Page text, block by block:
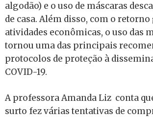
algodão) e o uso de máscaras
de casa. Além disso, com o retorno
atividades econômicas, o uso das
tornou uma das principais
protocolos de proteção à
COVID-19.
A professora Amanda Liz conta
surto fez várias tentativas de